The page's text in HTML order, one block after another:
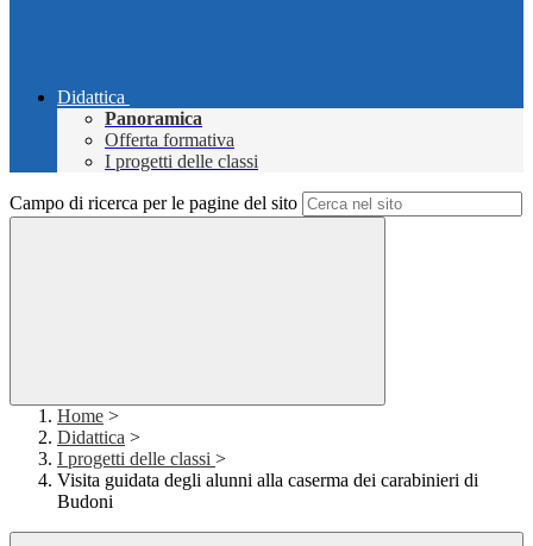
Didattica
Panoramica
Offerta formativa
I progetti delle classi
Campo di ricerca per le pagine del sito
Home >
Didattica >
I progetti delle classi >
Visita guidata degli alunni alla caserma dei carabinieri di
Budoni